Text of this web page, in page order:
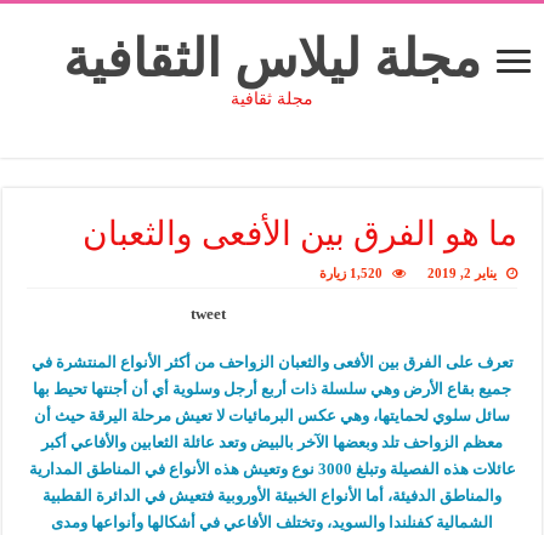
مجلة ليلاس الثقافية
مجلة ثقافية
ما هو الفرق بين الأفعى والثعبان
يناير 2, 2019 1,520 زيارة
tweet
تعرف على الفرق بين الأفعى والثعبان الزواحف من أكثر الأنواع المنتشرة في
جميع بقاع الأرض وهي سلسلة ذات أربع أرجل وسلوية أي أن أجنتها تحيط بها
سائل سلوي لحمايتها، وهي عكس البرمائيات لا تعيش مرحلة اليرقة حيث أن
معظم الزواحف تلد وبعضها الآخر بالبيض وتعد عائلة الثعابين والأفاعي أكبر
عائلات هذه الفصيلة وتبلغ 3000 نوع وتعيش هذه الأنواع في المناطق المدارية
والمناطق الدفيئة، أما الأنواع الخبيئة الأوروبية فتعيش في الدائرة القطبية
الشمالية كفنلندا والسويد، وتختلف الأفاعي في أشكالها وأنواعها ومدى